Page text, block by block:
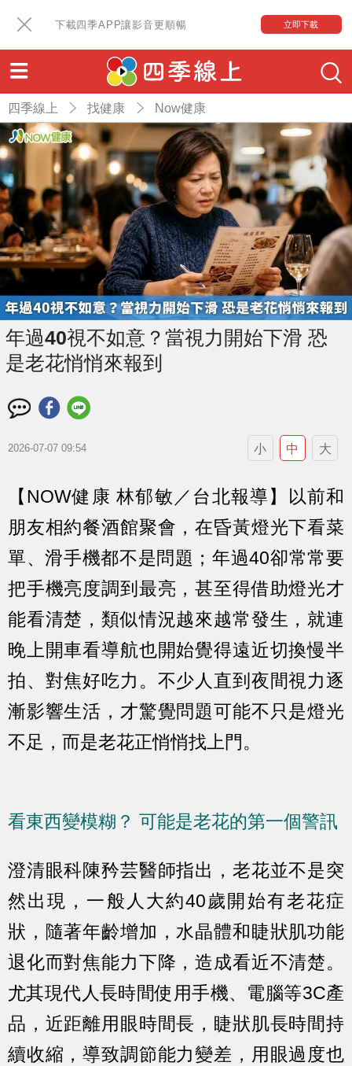
下載四季APP讓影音更順暢 立即下載
四季線上 找健康 Now健康
年過40視不如意？當視力開始下滑 恐
是老花悄悄來報到
2026-07-07 09:54 小 中 大
【NOW健康 林郁敏／台北報導】以前和
朋友相約餐酒館聚會，在昏黃燈光下看菜
單、滑手機都不是問題；年過40卻常常要
把手機亮度調到最亮，甚至得借助燈光才
能看清楚，類似情況越來越常發生，就連
晚上開車看導航也開始覺得遠近切換慢半
拍、對焦好吃力。不少人直到夜間視力逐
漸影響生活，才驚覺問題可能不只是燈光
不足，而是老花正悄悄找上門。
看東西變模糊？ 可能是老花的第一個警訊
澄清眼科陳矜芸醫師指出，老花並不是突
然出現，一般人大約40歲開始有老花症
狀，隨著年齡增加，水晶體和睫狀肌功能
退化而對焦能力下降，造成看近不清楚。
尤其現代人長時間使用手機、電腦等3C產
品，近距離用眼時間長，睫狀肌長時間持
續收縮，導致調節能力變差，用眼過度也